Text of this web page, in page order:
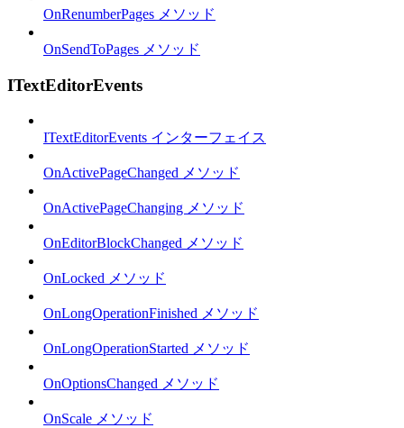
OnRenumberPages メソッド
OnSendToPages メソッド
ITextEditorEvents
ITextEditorEvents インターフェイス
OnActivePageChanged メソッド
OnActivePageChanging メソッド
OnEditorBlockChanged メソッド
OnLocked メソッド
OnLongOperationFinished メソッド
OnLongOperationStarted メソッド
OnOptionsChanged メソッド
OnScale メソッド